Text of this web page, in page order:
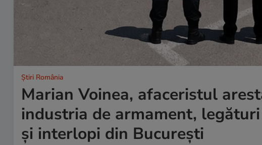
Știri România
Marian Voinea, afaceristul
industria de armament,
și interlopi din București